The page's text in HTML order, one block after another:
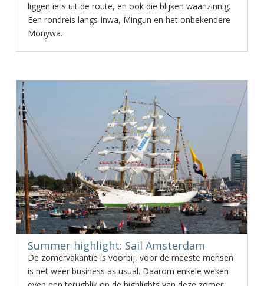
liggen iets uit de route, en ook die blijken waanzinnig.
Een rondreis langs Inwa, Mingun en het onbekendere
Monywa.
Summer highlight: Sail Amsterdam
De zomervakantie is voorbij, voor de meeste mensen
is het weer business as usual. Daarom enkele weken